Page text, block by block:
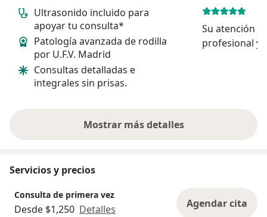
Ultrasonido incluido para
apoyar tu consulta*
Patología avanzada de rodilla
por U.F.V. Madrid
Consultas detalladas e
integrales sin prisas.
Su atención
profesional y
Mostrar más detalles
sobre la experiencia
Servicios y precios
Consulta de primera vez
Desde $1,250 Detalles Agendar cita